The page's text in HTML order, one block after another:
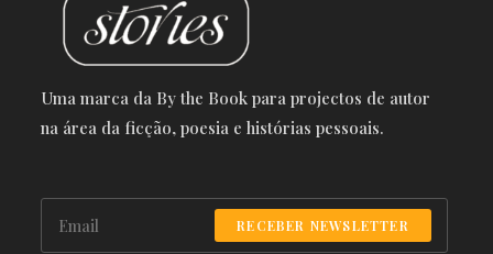
Uma marca da By the Book para projectos de autor
na área da ficção, poesia e histórias pessoais.
RECEBER NEWSLETTER